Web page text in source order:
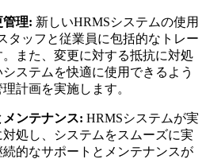
管理: 新しいHRMSシステムの使用
タッフと従業員に包括的なトレー
また、変更に対する抵抗に対処
ステムを快適に使用できるよう
計画を実施します。
ンテナンス: HRMSシステムが実
処し、システムをスムーズに実
的なサポートとメンテナンスが